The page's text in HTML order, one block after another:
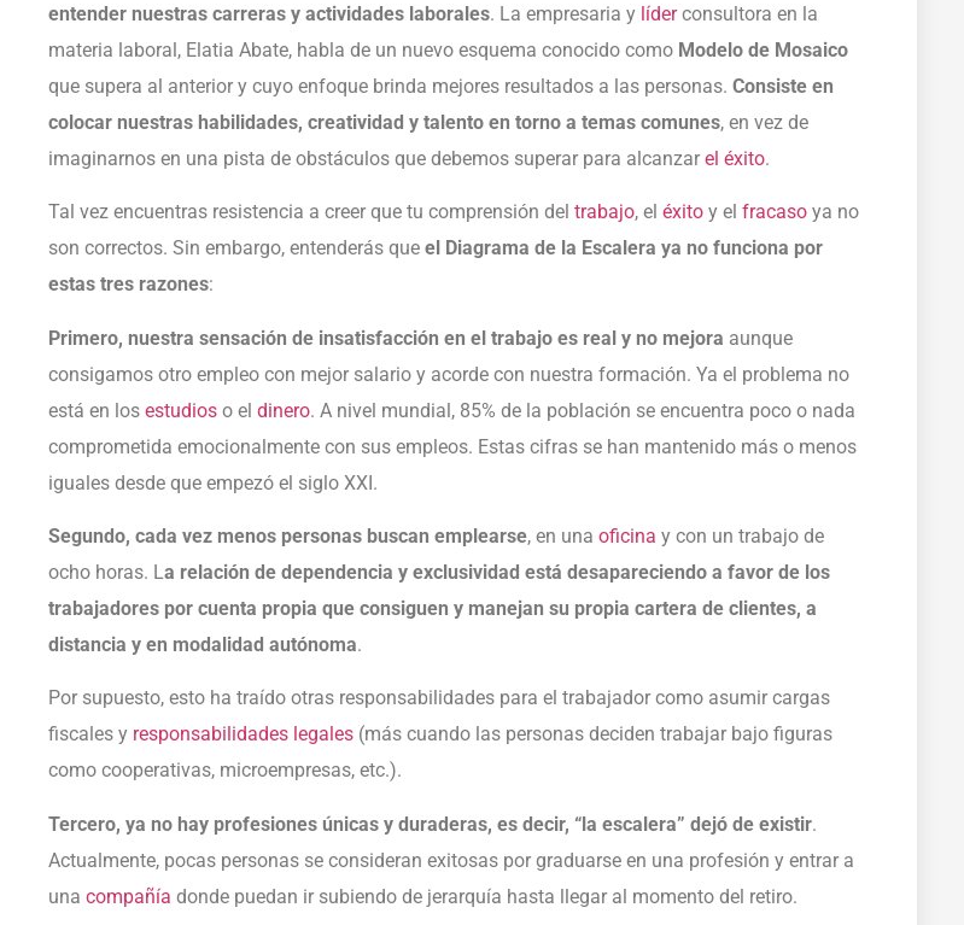
entender nuestras carreras y actividades laborales. La empresaria y líderconsultora en la
materia laboral, Elatia Abate, habla de un nuevo esquema conocido como Modelo de Mosaico
que supera al anterior y cuyo enfoque brinda mejores resultados a las personas. Consiste en
colocar nuestras habilidades, creatividad y talento en torno a temas comunes, en vez de
imaginarnos en una pista de obstáculos que debemos superar para alcanzar el éxito.
Tal vez encuentras resistencia a creer que tu comprensión del trabajo, el éxito y el fracaso ya no
son correctos. Sin embargo, entenderás que el Diagrama de la Escalera ya no funciona por
estas tres razones:
Primero, nuestra sensación de insatisfacción en el trabajo es real y no mejora aunque
consigamos otro empleo con mejor salario y acorde con nuestra formación. Ya el problema no
está en los estudios o el dinero. A nivel mundial, 85% de la población se encuentra poco o nada
comprometida emocionalmente con sus empleos. Estas cifras se han mantenido más o menos
iguales desde que empezó el siglo XXI.
Segundo, cada vez menos personas buscan emplearse, en una oficina y con un trabajo de
ocho horas. La relación de dependencia y exclusividad está desapareciendo a favor de los
trabajadores por cuenta propia que consiguen y manejan su propia cartera de clientes, a
distancia y en modalidad autónoma.
Por supuesto, esto ha traído otras responsabilidades para el trabajador como asumir cargas
fiscales y responsabilidades legales (más cuando las personas deciden trabajar bajo figuras
como cooperativas, microempresas, etc.).
Tercero, ya no hay profesiones únicas y duraderas, es decir, “la escalera” dejó de existir.
Actualmente, pocas personas se consideran exitosas por graduarse en una profesión y entrar a
una compañía donde puedan ir subiendo de jerarquía hasta llegar al momento del retiro.